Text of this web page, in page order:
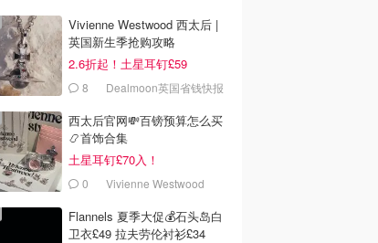
Vivienne Westwood 西太后 |
英国新生季抢购攻略
2.6折起！土星耳钉£59
8 Dealmoon英国省钱快报
西太后官网💸百镑预算怎么买
📿首饰合集
土星耳钉£70入！
0 Vivienne Westwood
Flannels 夏季大促💰石头岛白
卫衣£49 拉夫劳伦衬衫£34